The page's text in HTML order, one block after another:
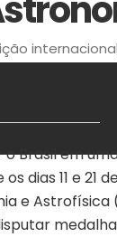
Brasil em
os dias 11 e
e Astrofísica